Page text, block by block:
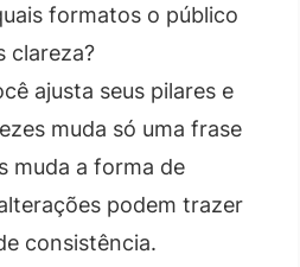
formatos o público
clareza?
ajusta seus pilares e
muda só uma frase
muda a forma de
podem trazer
consistência.